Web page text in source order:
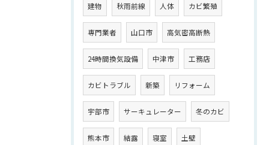
建物 秋雨前線 人体 カビ繁殖
専門業者 山口市 高気密高断熱
24時間換気設備 中津市 工務店
カビトラブル 新築 リフォーム
宇部市 サーキュレーター 冬のカビ
熊本市 結露 寝室 土壁